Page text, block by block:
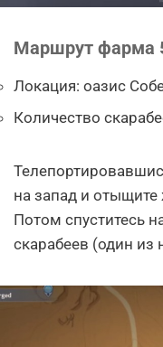
Маршрут фарма
Локация: оазис
Количество
на запад и отыщите
Потом спуститесь
скарабеев (один из